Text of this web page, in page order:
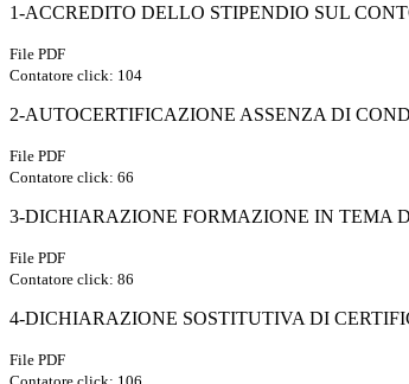
1-ACCREDITO DELLO STIPENDIO SUL
File PDF
Contatore click: 104
2-AUTOCERTIFICAZIONE ASSENZA DI
File PDF
Contatore click: 66
3-DICHIARAZIONE FORMAZIONE IN TEMA
File PDF
Contatore click: 86
4-DICHIARAZIONE SOSTITUTIVA DI
File PDF